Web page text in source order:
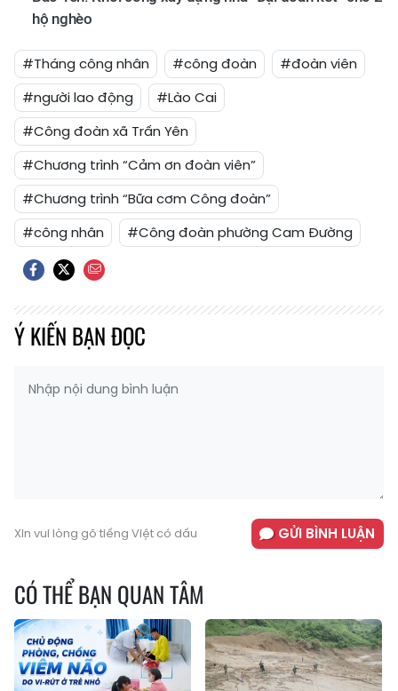
hộ nghèo
#Tháng công nhân #công đoàn
#đoàn viên
#người lao động
#Lào Cai
#Công đoàn xã Trấn Yên
#Chương trình “Cảm ơn đoàn viên”
#Chương trình “Bữa cơm Công đoàn”
#công nhân
#Công đoàn phường Cam Đường
Ý KIẾN BẠN ĐỌC
Xin vui lòng gõ tiếng Việt có dấu GỬI BÌNH LUẬN
CÓ THỂ BẠN QUAN TÂM